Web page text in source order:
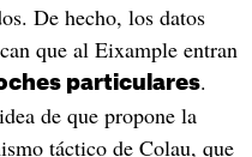
De hecho, los datos
que al Eixample entran
particulares.
de que propone la
táctico de Colau, que